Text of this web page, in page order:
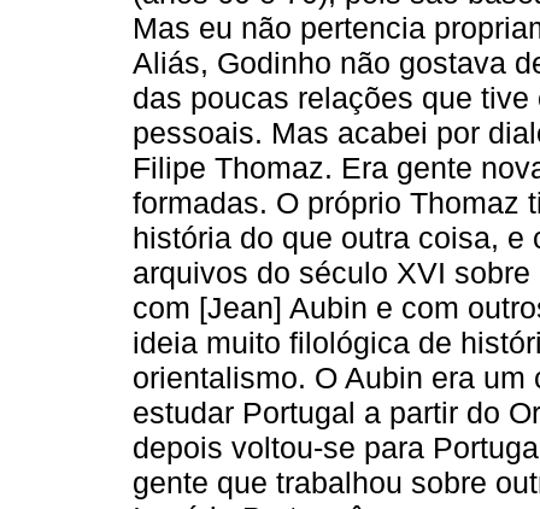
Mas eu não pertencia
Aliás, Godinho não gostava
das poucas relações que
pessoais. Mas acabei por
Filipe Thomaz. Era gente
formadas. O próprio Thomaz
história do que outra coisa,
arquivos do século XVI
com [Jean] Aubin e com
ideia muito filológica de
orientalismo. O Aubin era
estudar Portugal a partir do
depois voltou-se para
gente que trabalhou sobre